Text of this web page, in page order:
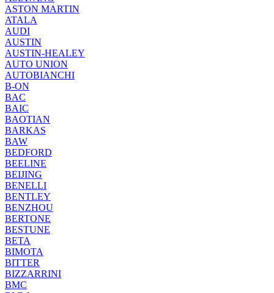
ASTON MARTIN
ATALA
AUDI
AUSTIN
AUSTIN-HEALEY
AUTO UNION
AUTOBIANCHI
B-ON
BAC
BAIC
BAOTIAN
BARKAS
BAW
BEDFORD
BEELINE
BEIJING
BENELLI
BENTLEY
BENZHOU
BERTONE
BESTUNE
BETA
BIMOTA
BITTER
BIZZARRINI
BMC